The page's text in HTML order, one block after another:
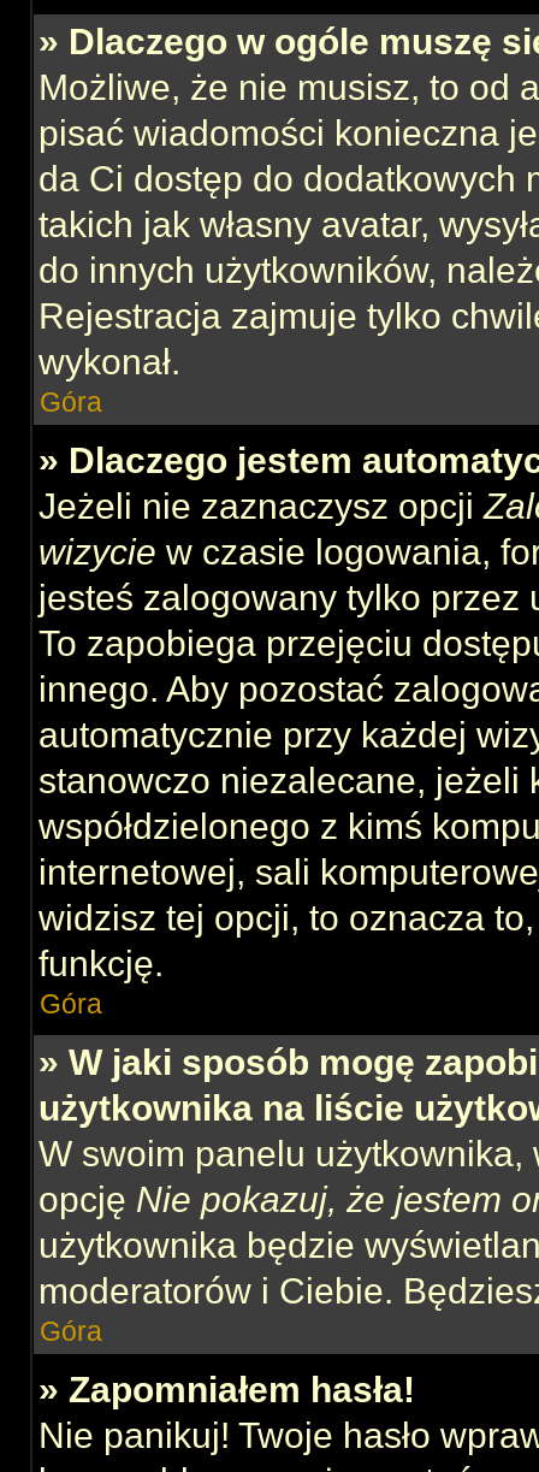
» Dlaczego w ogóle muszę
Możliwe, że nie musisz, to od
pisać wiadomości konieczna
da Ci dostęp do dodatkowych
takich jak własny avatar,
do innych użytkowników,
Rejestracja zajmuje tylko
wykonał.
Góra
» Dlaczego jestem
Jeżeli nie zaznaczysz opcji
wizycie w czasie logowania,
jesteś zalogowany tylko
To zapobiega przejęciu
innego. Aby pozostać
automatycznie przy każdej
stanowczo niezalecane, jeżeli
współdzielonego z kimś
internetowej, sali
widzisz tej opcji, to oznacza
funkcję.
Góra
» W jaki sposób mogę
użytkownika na liście
W swoim panelu użytkownika,
opcję Nie pokazuj, że jestem
użytkownika będzie
moderatorów i Ciebie.
Góra
» Zapomniałem hasła!
Nie panikuj! Twoje hasło